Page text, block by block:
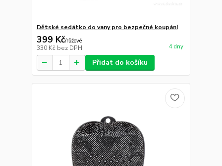
Dětské sedátko do vany pro bezpečné koupání
399 Kč/růžové
330 Kč bez DPH 4 dny
Přidat do košíku